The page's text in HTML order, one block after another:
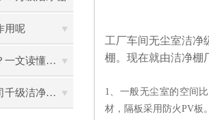
发展
用呢
什么是千级洁净棚？一文读懂其结构特点与局部净化优势
苏馨光电采购我公司千级洁净棚普通工作台一批（7月07日）已顺利交货
工厂车间无尘室洁净
棚。现在就由洁净棚
1、一般无尘室的空间
材，隔板采用防火PV板